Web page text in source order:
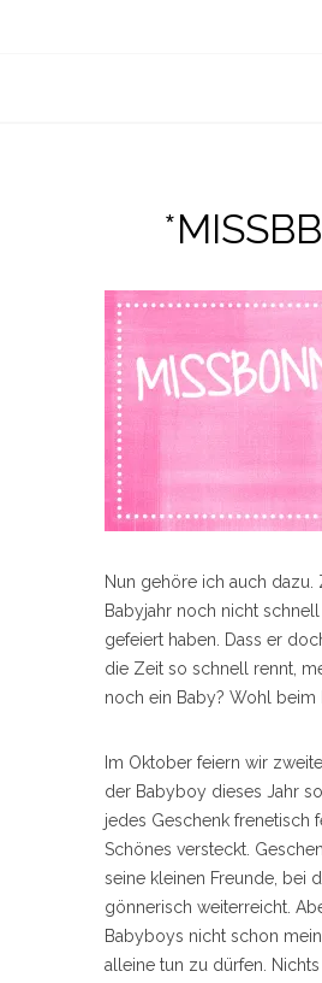
Nun gehöre ich auch dazu.
Babyjahr noch nicht
gefeiert haben. Dass er
die Zeit so schnell rennt,
noch ein Baby? Wohl
Im Oktober feiern wir
der Babyboy dieses Jahr
jedes Geschenk frenetisch
Schönes versteckt.
seine kleinen Freunde, bei
gönnerisch weiterreicht.
Babyboys nicht schon
alleine tun zu dürfen.